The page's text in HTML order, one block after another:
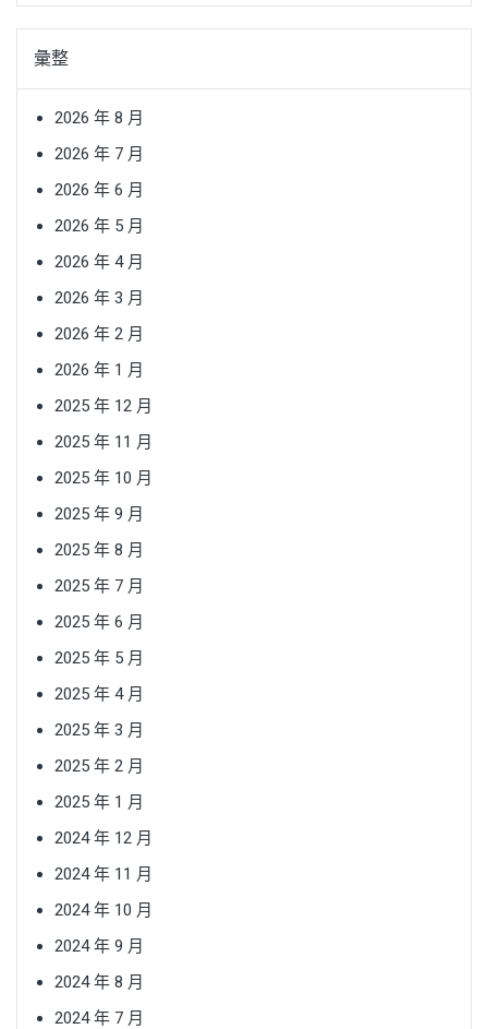
彙整
2026 年 8 月
2026 年 7 月
2026 年 6 月
2026 年 5 月
2026 年 4 月
2026 年 3 月
2026 年 2 月
2026 年 1 月
2025 年 12 月
2025 年 11 月
2025 年 10 月
2025 年 9 月
2025 年 8 月
2025 年 7 月
2025 年 6 月
2025 年 5 月
2025 年 4 月
2025 年 3 月
2025 年 2 月
2025 年 1 月
2024 年 12 月
2024 年 11 月
2024 年 10 月
2024 年 9 月
2024 年 8 月
2024 年 7 月